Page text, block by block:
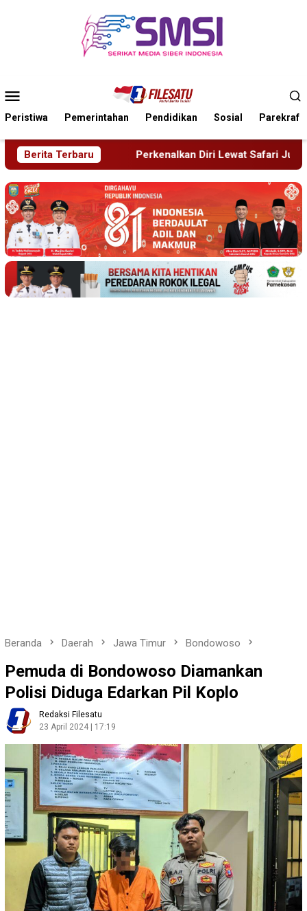
Mobile
Peristiwa Pemerintahan Pendidikan Sosial Parekraf
Berita Terbaru
Diri Lewat Safari Jumat, Kapolres Lumajang Ajak Warga
Beranda Daerah Jawa Timur Bondowoso
Pemuda di Bondowoso Diamankan
Polisi Diduga Edarkan Pil Koplo
Redaksi Filesatu
23 April 2024 | 17:19